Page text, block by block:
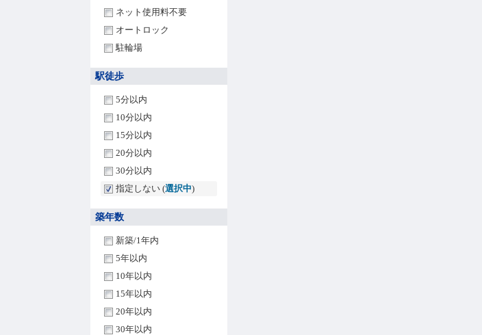
ネット使用料不要
オートロック
駐輪場
駅徒歩
5分以内
10分以内
15分以内
20分以内
30分以内
指定しない (選択中)
築年数
新築/1年内
5年以内
10年以内
15年以内
20年以内
30年以内